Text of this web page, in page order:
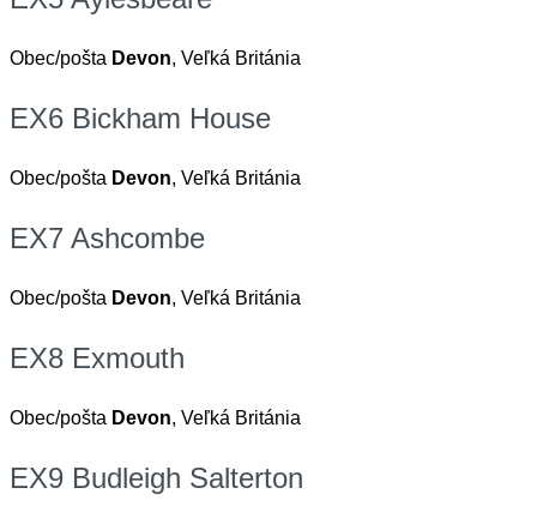
Obec/pošta Devon, Veľká Británia
EX6 Bickham House
Obec/pošta Devon, Veľká Británia
EX7 Ashcombe
Obec/pošta Devon, Veľká Británia
EX8 Exmouth
Obec/pošta Devon, Veľká Británia
EX9 Budleigh Salterton